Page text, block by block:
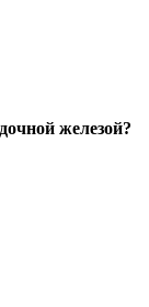
железой?